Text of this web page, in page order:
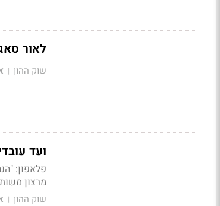
לאור
שוק ההון |
ועד
פלאפון:
מרצון
שוק ההון |